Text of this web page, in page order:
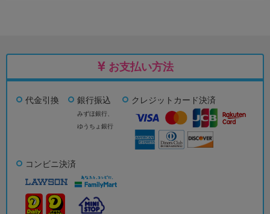
お支払い方法
代金引換 銀行振込
みずほ銀行、
ゆうちょ銀行
クレジットカード決済
コンビニ決済